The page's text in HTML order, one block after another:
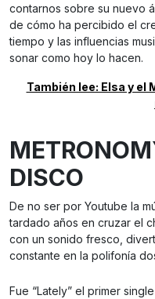
contarnos sobre su nuevo
de cómo ha percibido el
tiempo y las influencias
sonar como hoy lo hacen.
También lee: Elsa y
DISCO
De no ser por Youtube la
tardado años en cruzar el
con un sonido fresco,
constante en la polifonía
Fue “Lately” el primer